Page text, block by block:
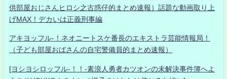
供部屋おじさんヒロシ之古惑仔的まとめ速報）話題な動画取り上
げMAX！デカいは正義刑事編
アキヨッフル-！ネオニートスケ番長のエキストラ芸能情報局！
（子ども部屋おばさんの自宅警備員的まとめ速報）
[ヨシヨシロッフル-！！-素浪人勇者カツオンの未解決事件簿へよ